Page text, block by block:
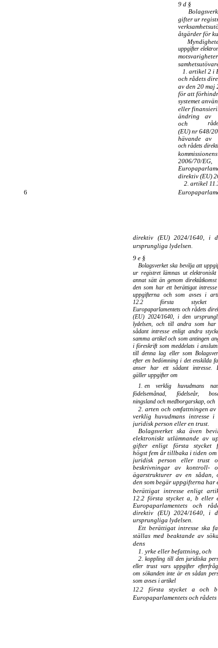
9 d §
gifter ur
åtgärder för
uppgifter
1. artikel 2 i
och rådets
av den 20 maj
för att
systemet
eller
ändring
av
och
(EU) nr 648/
hävande av
och rådets
kommissionens
2006/70/EG,
direktiv (EU)
2. artikel
6
direktiv (EU) 2024/1640, i
ursprungliga lydelsen.
9 e §
Bolagsverket ska bevilja att
ur registret lämnas ut elektroniskt
annat sätt än genom
den som har ett berättigat
uppgifterna och som avses i
12.2 första
Europaparlamentets och rådets
(EU) 2024/1640, i den
lydelsen, och till andra som har
sådant intresse enligt andra
samma artikel och som antingen
i föreskrift som meddelats i
till denna lag eller som
efter en bedömning i det enskilda
anser har ett sådant intresse.
gäller uppgifter om
1. en verklig huvudmans
födelsemånad, födelseår,
ningsland och medborgarskap, och
2. arten och omfattningen av
verklig huvudmans intresse i
juridisk person eller en trust.
Bolagsverket ska även
elektroniskt utlämnande av
gifter enligt första stycket
högst fem år tillbaka i tiden om
juridisk person eller trust
beskrivningar av kontroll-
ägarstrukturer av en sådan,
den som begär uppgifterna har
berättigat intresse enligt
12.2 första stycket a, b eller
Europaparlamentets och
direktiv (EU) 2024/1640, i
ursprungliga lydelsen.
Ett berättigat intresse ska
ställas med beaktande av
dens
1. yrke eller befattning, och
2. koppling till den juridiska
eller trust vars uppgifter
om sökanden inte är en sådan
som avses i artikel
12.2
första stycket a och
Europaparlamentets och rådets